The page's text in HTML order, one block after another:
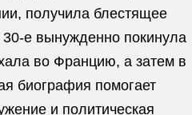
получила блестящее
е вынужденно покинула
во Францию, а затем в
биография помогает
и политическая